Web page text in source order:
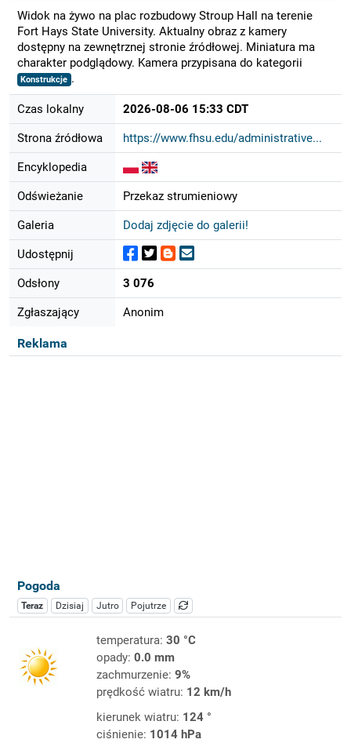
Widok na żywo na plac rozbudowy Stroup Hall na terenie
Fort Hays State University. Aktualny obraz z kamery
dostępny na zewnętrznej stronie źródłowej. Miniatura ma
charakter podglądowy. Kamera przypisana do kategorii
Konstrukcje .
Czas lokalny 2026-08-06 15:33 CDT
Strona źródłowa https://www.fhsu.edu/administrative...
Encyklopedia
Odświeżanie Przekaz strumieniowy
Galeria Dodaj zdjęcie do galerii!
Udostępnij
Odsłony 3 076
Zgłaszający Anonim
Reklama
Pogoda
Teraz Dzisiaj Jutro Pojutrze
temperatura: 30 °C
opady: 0.0 mm
zachmurzenie: 9%
prędkość wiatru: 12 km/h
kierunek wiatru: 124 °
ciśnienie: 1014 hPa